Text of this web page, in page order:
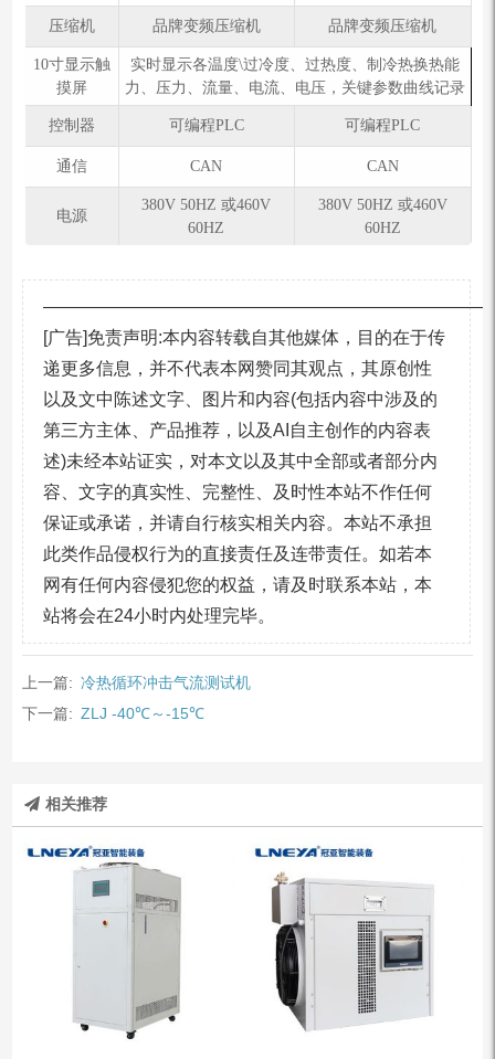
压缩机 品牌变频压缩机 品牌变频压缩机
10寸显示触
摸屏
实时显示各温度\过冷度、过热度、制冷热换热能
力、压力、流量、电流、电压，关键参数曲线记录
控制器 可编程PLC 可编程PLC
通信 CAN CAN
电源
380V 50HZ 或460V
60HZ
380V 50HZ 或460V
60HZ
[广告]免责声明:本内容转载自其他媒体，目的在于传
递更多信息，并不代表本网赞同其观点，其原创性
以及文中陈述文字、图片和内容(包括内容中涉及的
第三方主体、产品推荐，以及AI自主创作的内容表
述)未经本站证实，对本文以及其中全部或者部分内
容、文字的真实性、完整性、及时性本站不作任何
保证或承诺，并请自行核实相关内容。本站不承担
此类作品侵权行为的直接责任及连带责任。如若本
网有任何内容侵犯您的权益，请及时联系本站，本
站将会在24小时内处理完毕。
上一篇: 冷热循环冲击气流测试机
下一篇: ZLJ -40℃～-15℃
相关推荐